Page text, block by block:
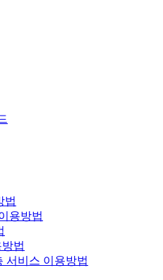
법
용방법
법
서비스 이용방법